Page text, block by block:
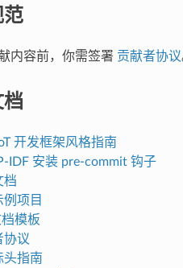
内容前，你需签署 贡献者协议
开发框架风格指南
IDF 安装 pre-commit 钩子
档
例项目
模板
协议
头指南